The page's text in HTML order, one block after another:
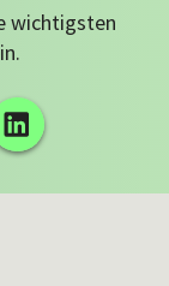
wichtigsten